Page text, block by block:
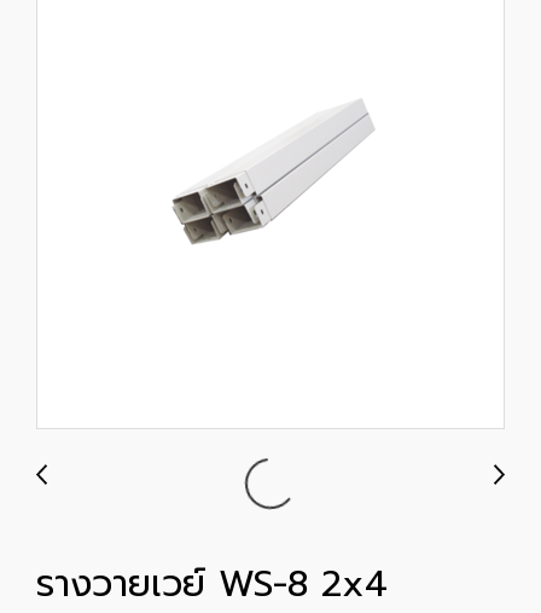
รางวายเวย์ WS-8 2x4